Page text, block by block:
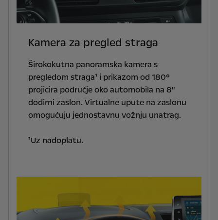
Kamera za pregled straga
Širokokutna panoramska kamera s
pregledom straga¹ i prikazom od 180°
projicira područje oko automobila na 8"
dodirni zaslon. Virtualne upute na zaslonu
omogućuju jednostavnu vožnju unatrag.
¹Uz nadoplatu.